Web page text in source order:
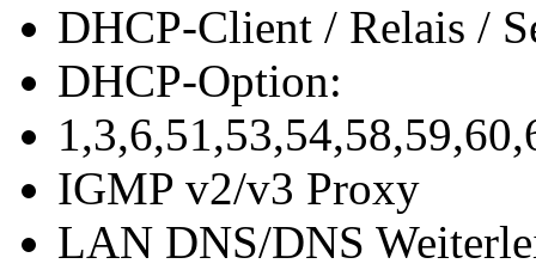
DHCP-Client / Relais /
DHCP-Option:
IGMP v2/v3 Proxy
LAN DNS/DNS